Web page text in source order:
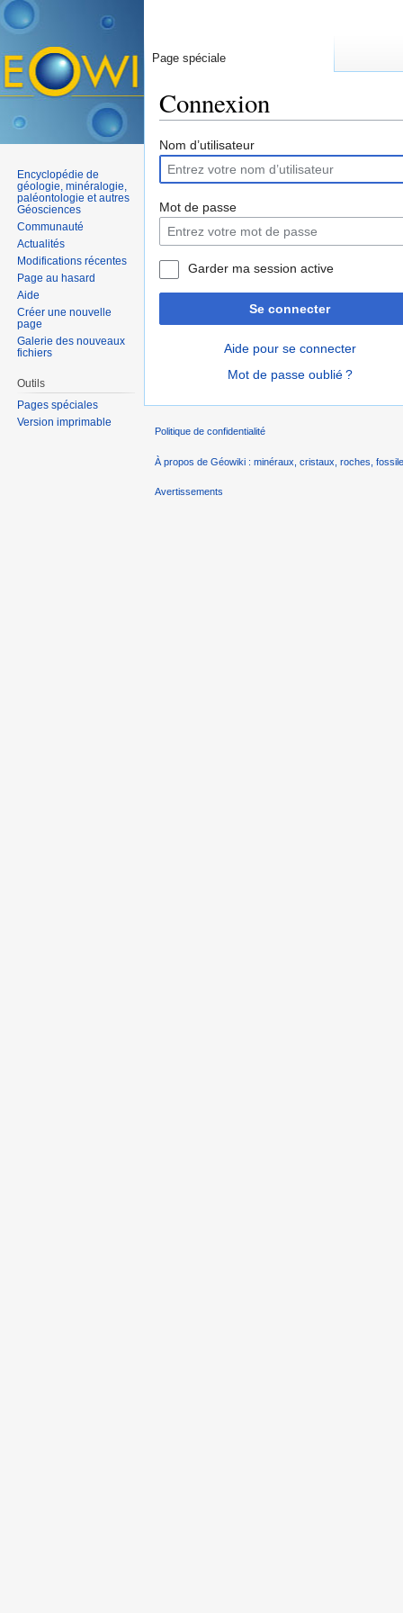
Connexion
Nom d’utilisateur
Mot de passe
Garder ma session active
Se connecter
Aide pour se connecter
Mot de passe oublié ?
Page spéciale
Encyclopédie de
géologie, minéralogie,
paléontologie et autres
Géosciences
Communauté
Actualités
Modifications récentes
Page au hasard
Aide
Créer une nouvelle
page
Galerie des nouveaux
fichiers
Outils
Pages spéciales
Version imprimable
Politique de confidentialité
À propos de Géowiki : minéraux, cristaux, roches,
Avertissements